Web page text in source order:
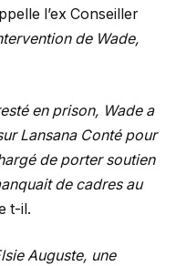
l’ex Conseiller
de Wade,
en prison, Wade a
Lansana Conté pour
de porter soutien
de cadres au
t-il.
Auguste, une